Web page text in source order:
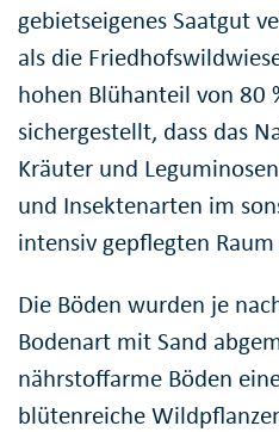
gebietseigenes Saatgut
als die
hohen Blühanteil von 80
sichergestellt, dass das
Kräuter und
und Insektenarten im
intensiv gepflegten
Die Böden wurden je
Bodenart mit Sand
nährstoffarme Böden
blütenreiche